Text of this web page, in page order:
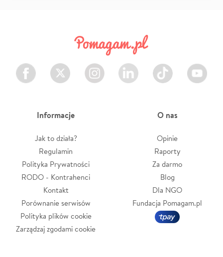
Facebook Twitter Instagram LinkedIn TikTok Youtube
Informacje
Jak to działa?
Regulamin
Polityka Prywatności
RODO - Kontrahenci
Kontakt
Porównanie serwisów
Polityka plików cookie
Zarządzaj zgodami cookie
O nas
Opinie
Raporty
Za darmo
Blog
Dla NGO
Fundacja Pomagam.pl